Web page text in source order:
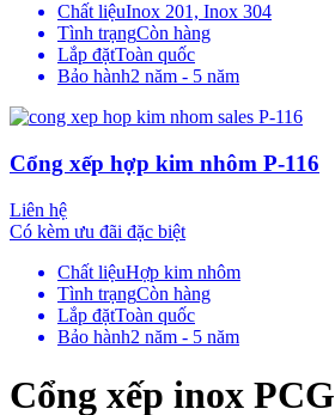
Chất liệuInox 201, Inox 304
Tình trạngCòn hàng
Lắp đặtToàn quốc
Bảo hành2 năm - 5 năm
Cổng xếp hợp kim nhôm P-116
Liên hệ
Có kèm ưu đãi đặc biệt
Chất liệuHợp kim nhôm
Tình trạngCòn hàng
Lắp đặtToàn quốc
Bảo hành2 năm - 5 năm
Cổng xếp inox PCG